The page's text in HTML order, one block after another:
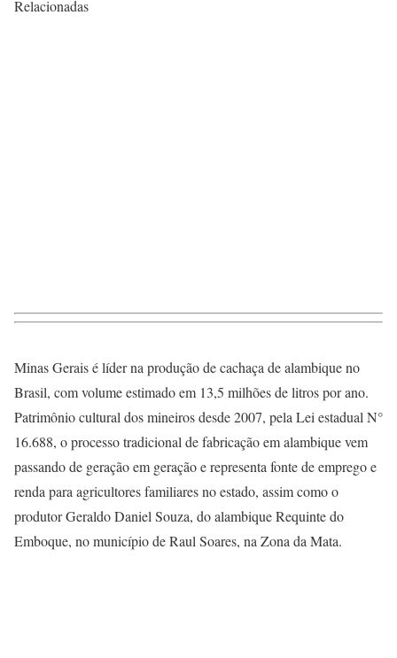
Relacionadas
Minas Gerais é líder na produção de cachaça de alambique no
Brasil, com volume estimado em 13,5 milhões de litros por ano.
Patrimônio cultural dos mineiros desde 2007, pela Lei estadual N°
16.688, o processo tradicional de fabricação em alambique vem
passando de geração em geração e representa fonte de emprego e
renda para agricultores familiares no estado, assim como o
produtor Geraldo Daniel Souza, do alambique Requinte do
Emboque, no município de Raul Soares, na Zona da Mata.